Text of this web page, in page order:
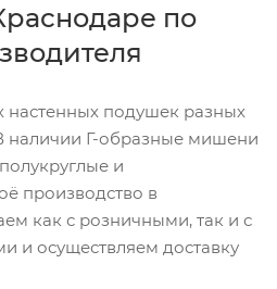
по
настенных подушек разных
наличии Г-образные мишени
и
производство в
как с розничными, так и с
и осуществляем доставку